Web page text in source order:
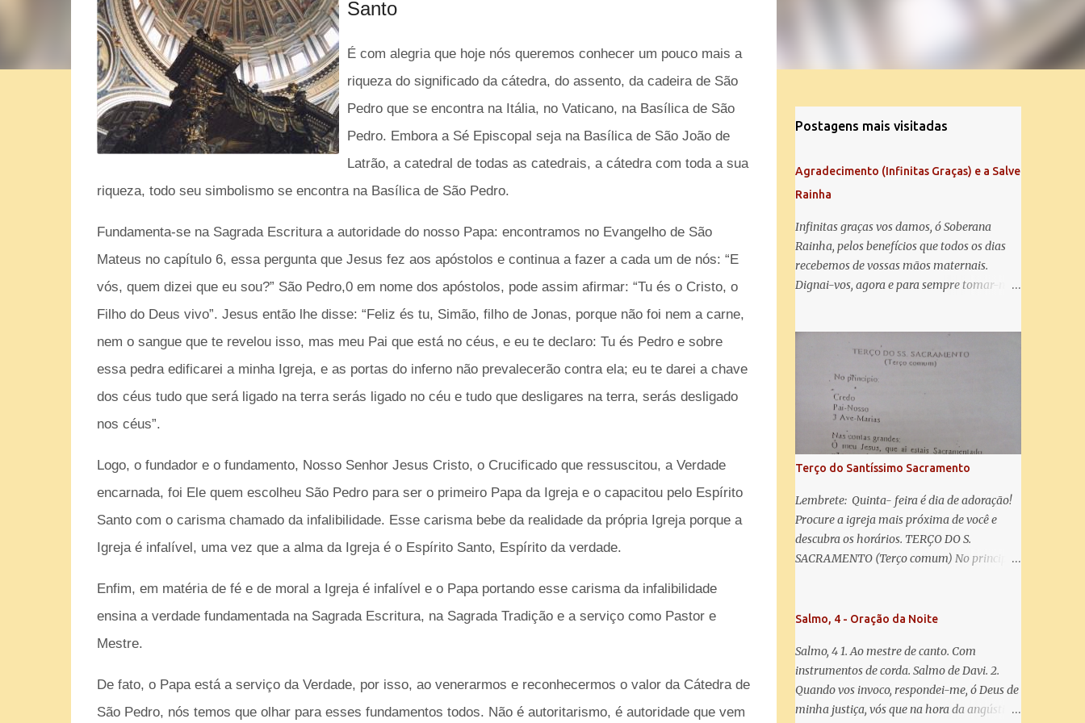
Santo
É com alegria que hoje nós queremos conhecer um pouco mais a
riqueza do significado da cátedra, do assento, da cadeira de São
Pedro que se encontra na Itália, no Vaticano, na Basílica de São
Pedro. Embora a Sé Episcopal seja na Basílica de São João de
Latrão, a catedral de todas as catedrais, a cátedra com toda a sua
riqueza, todo seu simbolismo se encontra na Basílica de São Pedro.
Fundamenta-se na Sagrada Escritura a autoridade do nosso Papa: encontramos no Evangelho de São
Mateus no capítulo 6, essa pergunta que Jesus fez aos apóstolos e continua a fazer a cada um de nós: “E
vós, quem dizei que eu sou?” São Pedro,0 em nome dos apóstolos, pode assim afirmar: “Tu és o Cristo, o
Filho do Deus vivo”. Jesus então lhe disse: “Feliz és tu, Simão, filho de Jonas, porque não foi nem a carne,
nem o sangue que te revelou isso, mas meu Pai que está no céus, e eu te declaro: Tu és Pedro e sobre
essa pedra edificarei a minha Igreja, e as portas do inferno não prevalecerão contra ela; eu te darei a chave
dos céus tudo que será ligado na terra serás ligado no céu e tudo que desligares na terra, serás desligado
nos céus”.
Logo, o fundador e o fundamento, Nosso Senhor Jesus Cristo, o Crucificado que ressuscitou, a Verdade
encarnada, foi Ele quem escolheu São Pedro para ser o primeiro Papa da Igreja e o capacitou pelo Espírito
Santo com o carisma chamado da infalibilidade. Esse carisma bebe da realidade da própria Igreja porque a
Igreja é infalível, uma vez que a alma da Igreja é o Espírito Santo, Espírito da verdade.
Enfim, em matéria de fé e de moral a Igreja é infalível e o Papa portando esse carisma da infalibilidade
ensina a verdade fundamentada na Sagrada Escritura, na Sagrada Tradição e a serviço como Pastor e
Mestre.
De fato, o Papa está a serviço da Verdade, por isso, ao venerarmos e reconhecermos o valor da Cátedra de
São Pedro, nós temos que olhar para esses fundamentos todos. Não é autoritarismo, é autoridade que vem
Postagens mais visitadas
Agradecimento (Infinitas Graças) e a Salve
Rainha
Infinitas graças vos damos, ó Soberana
Rainha, pelos benefícios que todos os dias
recebemos de vossas mãos maternais.
Dignai-vos, agora e para sempre tomar-nos
Salve Rainha: Salve Rainha , Mãe de
misericórdia, vida, doçura, esperança nossa,
salve! A vós bradamos os degredados filhos
de Eva, a vós suspiramos, gemendo e
chorando neste vale de lágrimas. Eia, pois,
Advogada nossa, estes vossos olhos
misericordiosos a nós volvei, e depois deste
desterro, mostrai-nos Jesus. Bendito é o
fruto do vosso ventre, ó clemente, ó piedosa,
ó doce e sempre Virgem Maria. Rogai por
nós Santa Mãe de Deus. Para que sejamos
dignos das promessas de Cristo. Amém.
Terço do Santíssimo Sacramento
Lembrete: Quinta- feira é dia de adoração!
Procure a igreja mais próxima de você e
descubra os horários. TERÇO DO S.
SACRAMENTO (Terço comum) No principio:
Sacramentado, não permitais que eu viva
coração ao Vosso e o Vosso ao meu, e, nem
sem Vós morra eu! Nas contas pequenas:
Sacramento de Amor! Misericórdia Senhor!
Glória ao Pai: Cristo pão da vida e remédio
Salmo, 4 - Oração da Noite
Salmo, 4 1. Ao mestre de canto. Com
instrumentos de corda. Salmo de Davi. 2.
Quando vos invoco, respondei-me, ó Deus de
minha justiça, vós que na hora da angústia